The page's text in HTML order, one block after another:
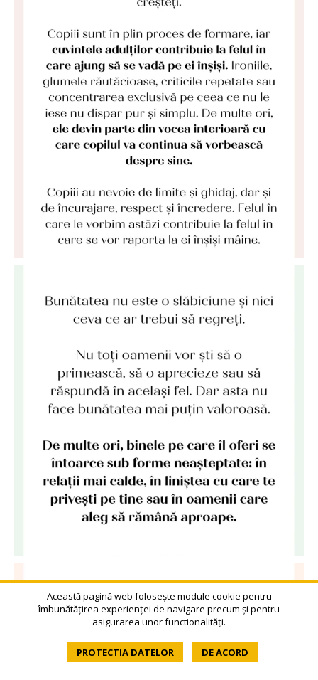
Această pagină web folosește module cookie pentru
îmbunătățirea experienței de navigare precum și pentru
asigurarea unor functionalități.
PROTECTIA DATELOR DE ACORD